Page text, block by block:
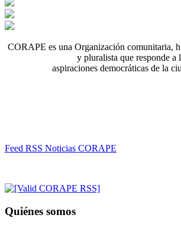
CORAPE es una Organización comunitaria,
y pluralista que responde a
aspiraciones democráticas de la
Feed RSS Noticias CORAPE
Quiénes somos